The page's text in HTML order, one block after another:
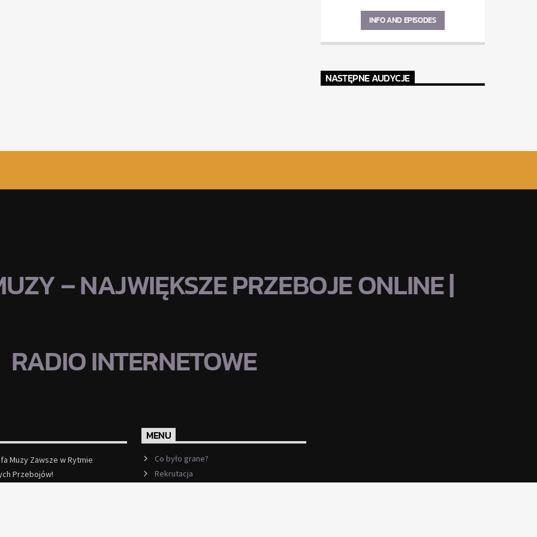
INFO AND EPISODES
NASTĘPNE AUDYCJE
– NAJWIĘKSZE PRZEBOJE ONLINE |
RADIO INTERNETOWE
Muzy Zawsze w Rytmie
Przebojów!
MENU
Co było grane?
Rekrutacja